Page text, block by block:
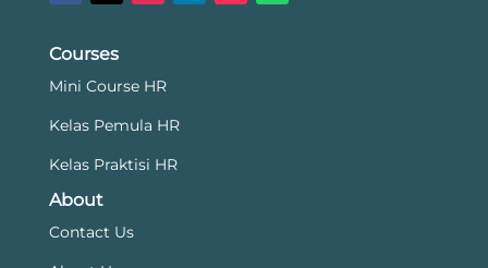
Courses
Mini Course HR
Kelas Pemula HR
Kelas Praktisi HR
About
Contact Us